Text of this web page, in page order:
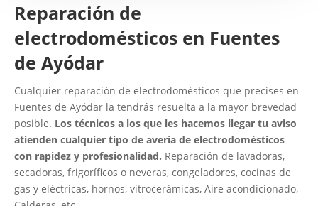
Reparación de
electrodomésticos en Fuentes
de Ayódar
Cualquier reparación de electrodomésticos que precises en
Fuentes de Ayódar la tendrás resuelta a la mayor brevedad
posible. Los técnicos a los que les hacemos llegar tu aviso
atienden cualquier tipo de avería de electrodomésticos
con rapidez y profesionalidad. Reparación de lavadoras,
secadoras, frigoríficos o neveras, congeladores, cocinas de
gas y eléctricas, hornos, vitrocerámicas, Aire acondicionado,